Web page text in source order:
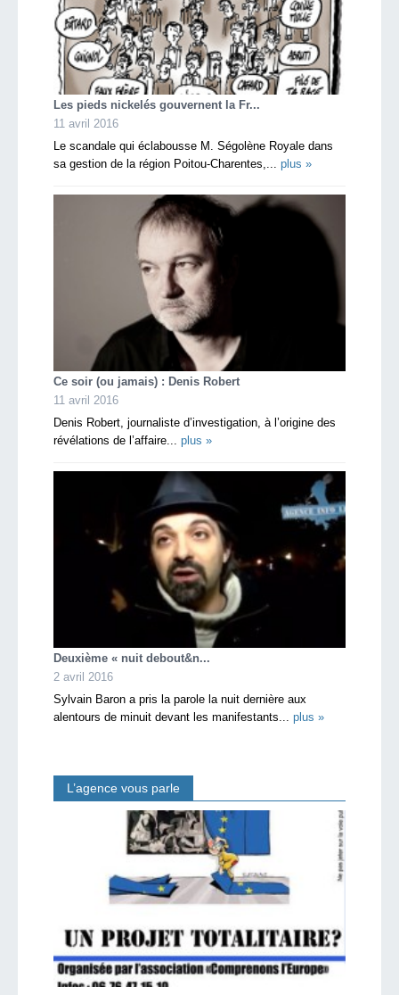
Les pieds nickelés gouvernent la Fr...
11 avril 2016
Le scandale qui éclabousse M. Ségolène Royale dans
sa gestion de la région Poitou-Charentes,... plus »
Ce soir (ou jamais) : Denis Robert
11 avril 2016
Denis Robert, journaliste d’investigation, à l’origine des
révélations de l’affaire... plus »
Deuxième « nuit debout&n...
2 avril 2016
Sylvain Baron a pris la parole la nuit dernière aux
alentours de minuit devant les manifestants... plus »
L’agence vous parle